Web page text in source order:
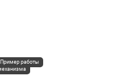
работы